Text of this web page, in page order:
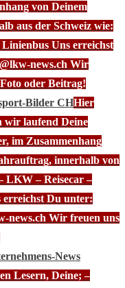
von Deinem
aus der Schweiz wie:
Uns erreichst
news.ch Wir
oder Beitrag!
Bilder CHHier
wir laufend Deine
im Zusammenhang
innerhalb von
LKW – Reisecar –
erreichst Du unter:
news.ch Wir freuen uns
News
Lesern, Deine; –